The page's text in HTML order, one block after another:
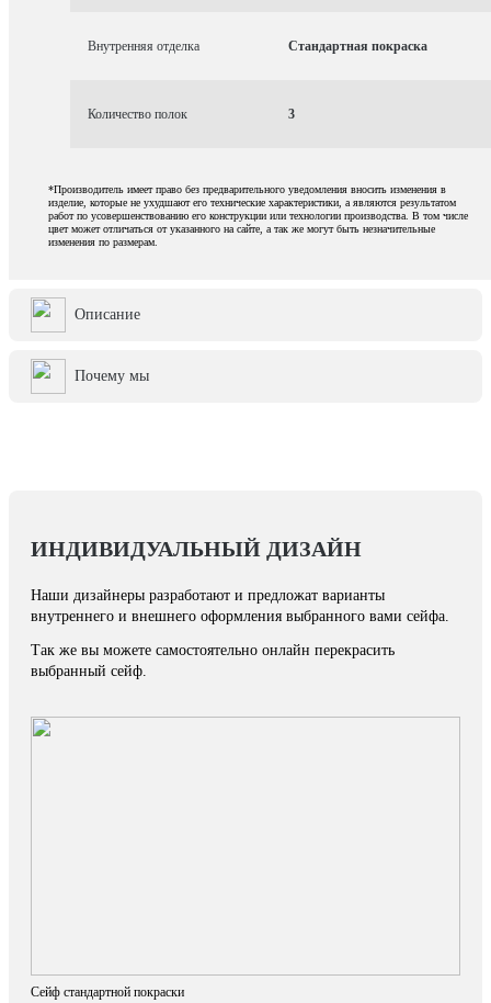
Внутренняя отделка Стандартная покраска
Количество полок 3
*Производитель имеет право без предварительного уведомления вносить изменения в
изделие, которые не ухудшают его технические характеристики, а являются результатом
работ по усовершенствованию его конструкции или технологии производства. В том числе
цвет может отличаться от указанного на сайте, а так же могут быть незначительные
изменения по размерам.
Описание
Почему мы
ИНДИВИДУАЛЬНЫЙ ДИЗАЙН
Наши дизайнеры разработают и предложат варианты
внутреннего и внешнего оформления выбранного вами сейфа.
Так же вы можете самостоятельно онлайн перекрасить
выбранный сейф.
Сейф стандартной покраски